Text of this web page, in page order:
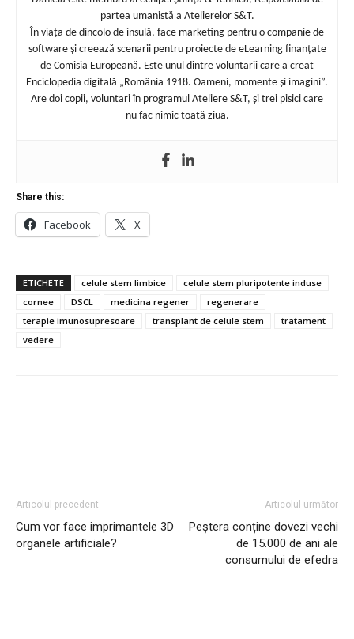
partea umanistă a Atelierelor S&T.
În viața de dincolo de insulă, face marketing pentru o companie de
software și creează scenarii pentru proiecte de eLearning finanțate
de Comisia Europeană. Este unul dintre voluntarii care a creat
Enciclopedia digitală „România 1918. Oameni, momente și imagini”.
Are doi copii, voluntari în programul Ateliere S&T, și trei pisici care
nu fac nimic toată ziua.
Share this:
Facebook X
ETICHETE celule stem limbice
celule stem pluripotente induse
cornee
DSCL medicina regener
regenerare
terapie imunosupresoare
transplant de celule stem
tratament
vedere
Articolul precedent
Cum vor face imprimantele 3D
organele artificiale?
Articolul următor
Peștera conține dovezi vechi
de 15.000 de ani ale
consumului de efedra